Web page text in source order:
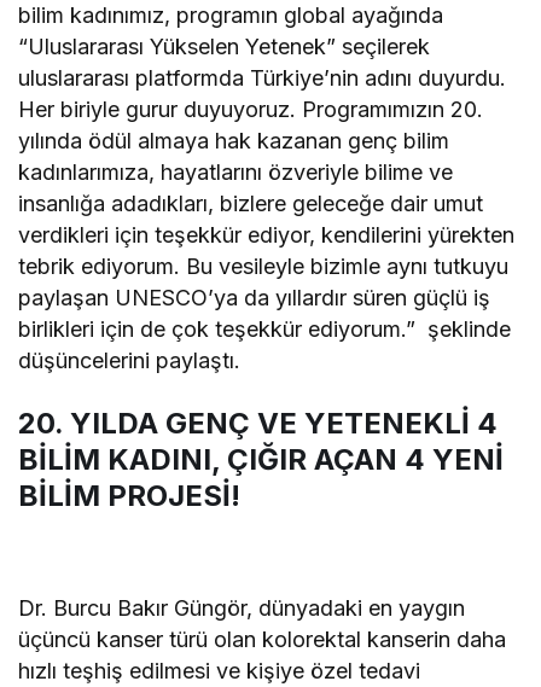
bilim kadınımız, programın global ayağında
“Uluslararası Yükselen Yetenek” seçilerek
uluslararası platformda Türkiye’nin adını duyurdu.
Her biriyle gurur duyuyoruz. Programımızın 20.
yılında ödül almaya hak kazanan genç bilim
kadınlarımıza, hayatlarını özveriyle bilime ve
insanlığa adadıkları, bizlere geleceğe dair umut
verdikleri için teşekkür ediyor, kendilerini yürekten
tebrik ediyorum. Bu vesileyle bizimle aynı tutkuyu
paylaşan UNESCO’ya da yıllardır süren güçlü iş
birlikleri için de çok teşekkür ediyorum.” şeklinde
düşüncelerini paylaştı.
20. YILDA GENÇ VE YETENEKLİ 4
BİLİM KADINI, ÇIĞIR AÇAN 4 YENİ
BİLİM PROJESİ!
Dr. Burcu Bakır Güngör, dünyadaki en yaygın
üçüncü kanser türü olan kolorektal kanserin daha
hızlı teşhiş edilmesi ve kişiye özel tedavi